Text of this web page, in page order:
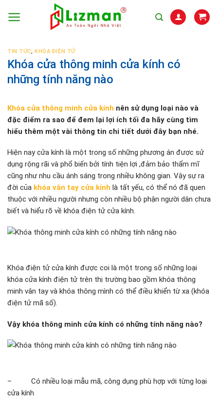
TIN TỨC,KHÓA ĐIỆN TỬ
Khóa cửa thông minh cửa kính có
những tính năng nào
Khóa cửa thông minh cửa kính nên sử dụng loại nào và
đặc điểm ra sao để đem lại lợi ích tối đa hãy cùng tìm
hiểu thêm một vài thông tin chi tiết dưới đây bạn nhé.
Hiện nay cửa kính là một trong số những phương án được sử
dụng rộng rãi và phổ biến bởi tính tiện lợi ,đảm bảo thẩm mĩ
cũng như nhu cầu ánh sáng trong nhiều không gian. Vậy sự ra
đời của khóa vân tay cửa kính là tất yếu, có thể nó đã quen
thuộc với nhiều người nhưng còn nhiều bộ phận người dân chưa
biết và hiểu rõ về khóa điện tử cửa kính.
Khóa điện tử cửa kính được coi là một trong số những loại
khóa cửa kính điện tử trên thị trường bao gồm khóa thông
minh vân tay và khóa thông mình có thể điều khiển từ xa (khóa
điện tử mã số).
Vậy khóa thông minh cửa kính có những tính năng nào?
– Có nhiều loại mẫu mã, công dụng phù hợp với từng loại
cửa kính